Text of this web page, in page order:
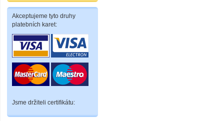
Akceptujeme tyto druhy
platebních karet:
Jsme držiteli certifikátu: